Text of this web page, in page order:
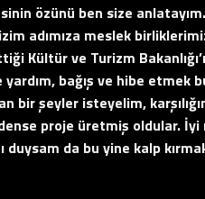
özünü ben size
adımıza meslek
Kültür ve Turizm
bağış ve hibe etmek
bir şeyler isteyelim,
proje üretmiş oldular.
duysam da bu yine kalp